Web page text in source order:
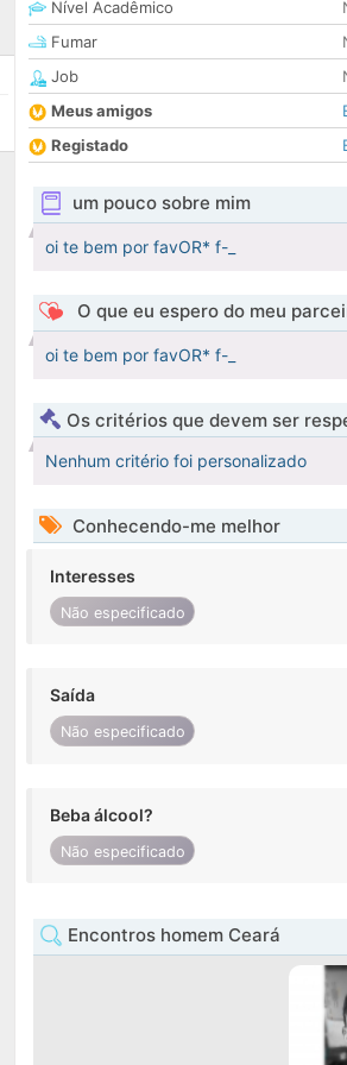
Nível Acadêmico
Fumar
Job
Meus amigos
Registado
um pouco sobre mim
oi te bem por favOR* f-_
O que eu espero do meu
oi te bem por favOR* f-_
Os critérios que devem ser
Nenhum critério foi personalizado
Conhecendo-me melhor
Interesses
Não especificado
Saída
Não especificado
Beba álcool?
Não especificado
Encontros homem Ceará